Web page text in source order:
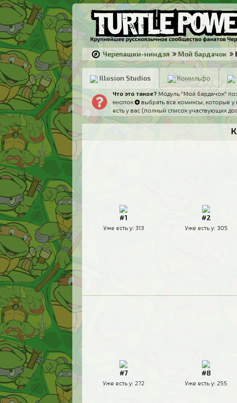
Черепашки-ниндзя Мой бардачок
Illusion Studios Комильфо
Что это такое? Модуль "Мой бардачок"
кнопок
выбрать все комиксы, которые у
есть у вас (полный список участвующих
#1
Уже есть у: 313
#2
Уже есть у: 305
#7
Уже есть у: 272
#8
Уже есть у: 255